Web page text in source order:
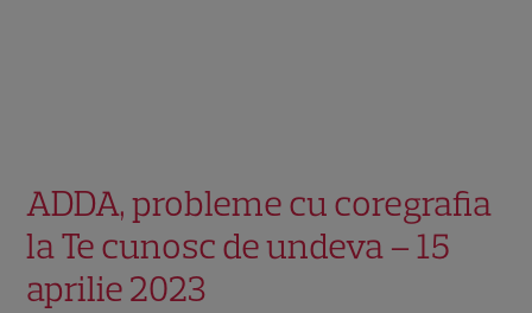
ADDA, probleme cu coregrafia
la Te cunosc de undeva – 15
aprilie 2023